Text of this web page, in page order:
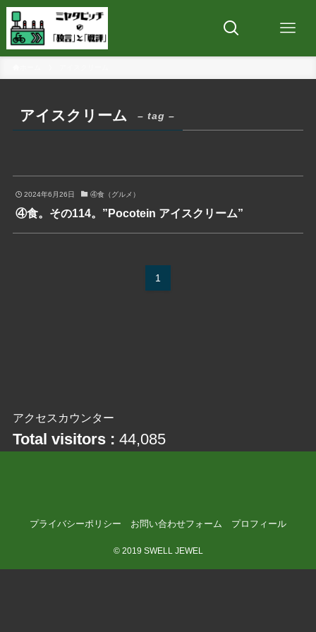
アイスクリーム – tag –
2024年6月26日 ④食（グルメ）
④食。その114。”Pocotein アイスクリーム”
1
アクセスカウンター
Total visitors : 44,085
プライバシーポリシー お問い合わせフォーム プロフィール
©2019 SWELL JEWEL